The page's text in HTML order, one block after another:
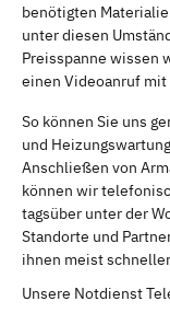
benötigten
unter diesen
Preisspanne wissen
einen Videoanruf
So können Sie uns
und
Anschließen von
können wir
tagsüber unter der
Standorte und
ihnen meist
Unsere Notdienst